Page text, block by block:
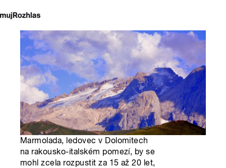
Marmolada, ledovec v Dolomitech
na rakousko-italském pomezí, by se
mohl zcela rozpustit za 15 až 20 let,